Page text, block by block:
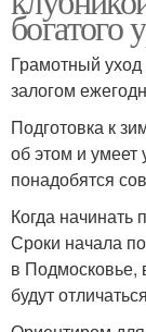
богатого
Грамотный уход
залогом
Подготовка к
об этом и умеет
понадобятся
Когда начинать
Сроки начала
в Подмосковье,
будут